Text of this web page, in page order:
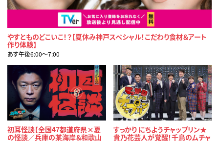
やすとものどこいこ！？【夏休み神戸スペシャル！こだわり食材＆アート
作り体験】
あす午後6:00〜7:00
初耳怪談【全国47都道府県×夏
の怪談／兵庫の某海岸＆和歌山
すっかり にちようチャップリン★
貴乃花芸人が覚醒！千鳥のムチャ